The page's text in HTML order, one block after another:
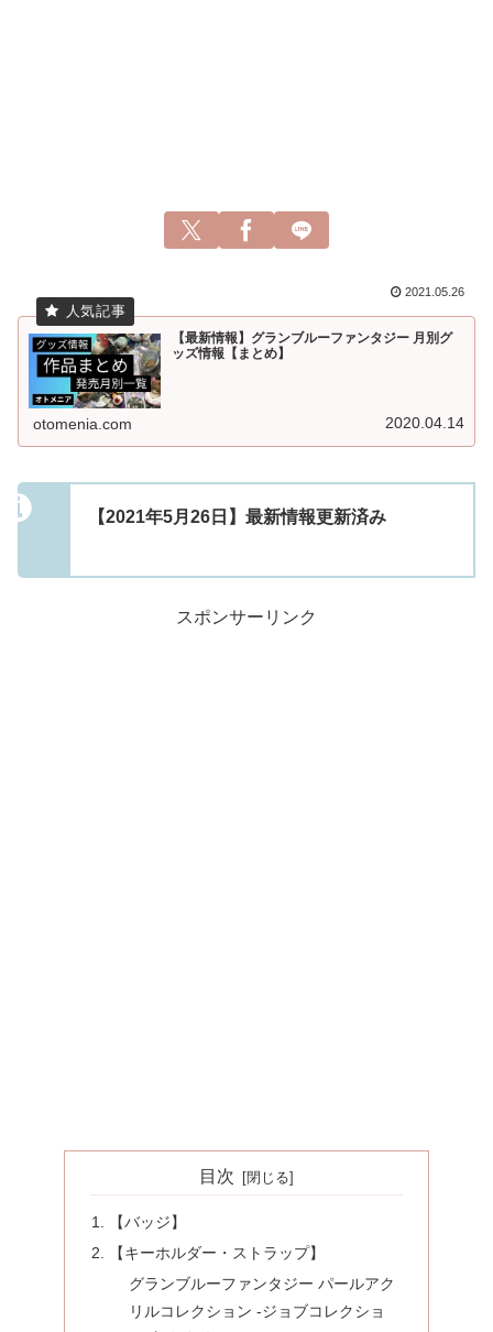
2021.05.26
【最新情報】グランブルーファンタジー 月別グ
ッズ情報【まとめ】
otomenia.com 2020.04.14
【2021年5月26日】最新情報更新済み
スポンサーリンク
目次
【バッジ】
【キーホルダー・ストラップ】
グランブルーファンタジー パールアク
リルコレクション -ジョブコレクショ